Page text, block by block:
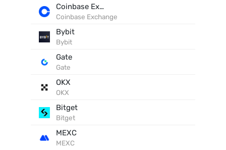
Coinbase Exchange
Coinbase Exchange
Bybit
Bybit
Gate
Gate
OKX
OKX
Bitget
Bitget
MEXC
MEXC